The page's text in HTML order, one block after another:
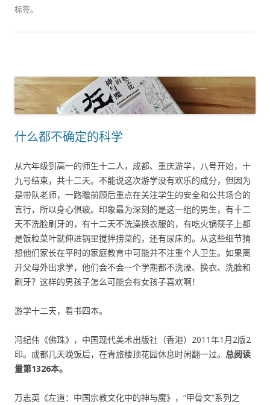
标签。
什么都不确定的科学
从六年级到高一的师生十二人，成都、重庆游学，八号开始，十
九号结束，共十二天。不能说这次游学没有欢乐的成分，但因为
是带队老师，一路瞻前顾后重点在关注学生的安全和公共场合的
言行，所以身心俱疲。印象最为深刻的是这一组的男生，有十二
天不洗脸刷牙的，有十二天不洗澡换衣服的，有吃火锅筷子上都
是饭粒菜叶就伸进锅里搅拌捞菜的，还有尿床的。从这些细节猜
想他们家长在平时的家庭教育中可能并不注重个人卫生。如果离
开父母外出求学，他们会不会一个学期都不洗澡、换衣、洗脸和
刷牙？这样的男孩子怎么可能会有女孩子喜欢啊！
游学十二天，看书四本。
冯纪伟《佛珠》，中国现代美术出版社（香港）2011年1月2版2
印。成都几天晚饭后，在青旅楼顶花园休息时闲翻一过。 总阅读
量第1326本。
万志英《左道：中国宗教文化中的神与魔》，“甲骨文”系列之